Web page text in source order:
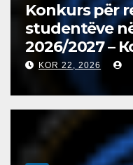
Konkurs për
studentëve
2026/2027 –
запишување
втор циклус
KOR 22, 2026